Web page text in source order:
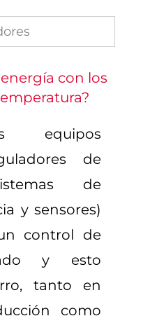
con los
equipos
de
de
y sensores)
control de
y esto
tanto en
como